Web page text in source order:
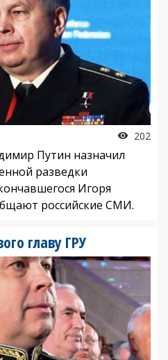
202
Путин назначил
разведки
Игоря
российские СМИ.
главу ГРУ